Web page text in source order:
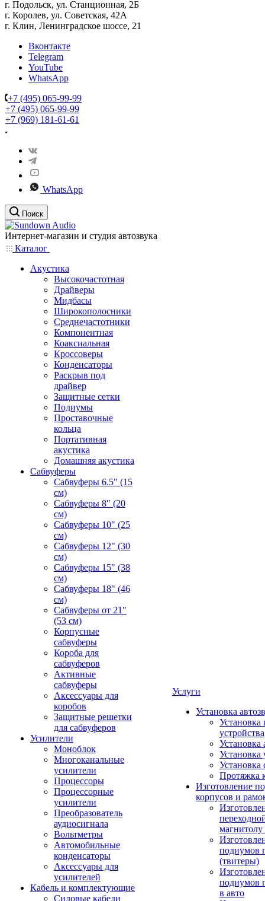
г. Подольск, ул. Станционная, 2Б
г. Королев, ул. Советская, 42А
г. Клин, Ленинградское шоссе, 21
Вконтакте
Telegram
YouTube
WhatsApp
+7 (495) 065-99-99
+7 (495) 065-99-99
+7 (969) 181-61-61
WhatsApp
Поиск
Интернет-магазин и студия автозвука
Каталог
Акустика
Высокочастотная
Драйверы
Мидбасы
Широкополосники
Среднечастотники
Компонентная
Коаксиальная
Кроссоверы
Конденсаторы
Раскрыв под
драйвер
Защитные сетки
Подиумы
Проставочные
кольца
Портативная
акустика
Домашняя акустика
Сабвуферы
Сабвуферы 6.5" (15
см)
Сабвуферы 8" (20
см)
Сабвуферы 10" (25
см)
Сабвуферы 12" (30
см)
Сабвуферы 15" (38
см)
Сабвуферы 18" (46
см)
Сабвуферы от 21"
(53 см)
Корпусные
сабвуферы
Короба для
сабвуферов
Активные
сабвуферы
Аксессуары для
коробов
Защитные решетки
для сабвуферов
Усилители
Моноблок
Многоканальные
усилители
Процессоры
Процессорные
усилители
Преобразователь
аудиосигнала
Вольтметры
Автомобильные
конденсаторы
Аксессуары для
усилителей
Кабель и комплектующие
Силовые кабели
Услуги
Установка
Установка
устройства
Установка
Установка
Установка
Протяжка
Изготовление
корпусов и
подиумов
(твитеры)
подиумов
в авто